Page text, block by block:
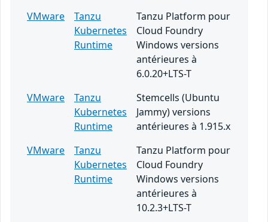
VMware
Tanzu
Kubernetes
Runtime
Tanzu Platform pour
Cloud Foundry
Windows versions
antérieures à
6.0.20+LTS-T
VMware
Tanzu
Kubernetes
Runtime
Stemcells (Ubuntu
Jammy) versions
antérieures à 1.915.x
VMware
Tanzu
Kubernetes
Runtime
Tanzu Platform pour
Cloud Foundry
Windows versions
antérieures à
10.2.3+LTS-T